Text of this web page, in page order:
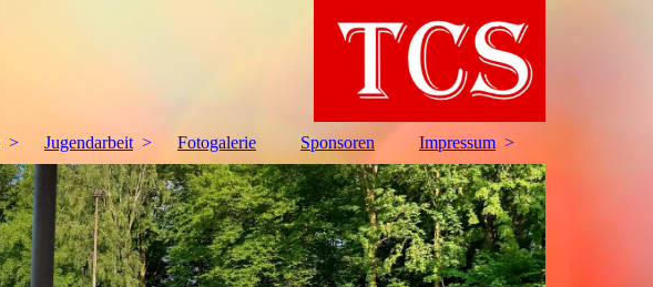
Jugendarbeit Fotogalerie Sponsoren Impressum